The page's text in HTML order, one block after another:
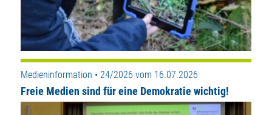
Medieninformation • 24/2026 vom 16.07.2026
Freie Medien sind für eine Demokratie wichtig!